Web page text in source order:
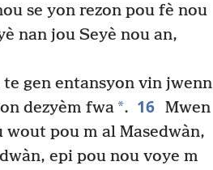
se yon rezon pou fè nou
nan jou Seyè nou an,
te gen entansyon vin jwenn
dezyèm fwa*. 16 Mwen
pou m al Masedwàn,
epi pou nou voye m